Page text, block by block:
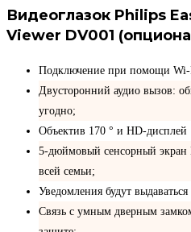
Видеоглазок Philips
Viewer DV001
Подключение при помощи
Двусторонний аудио вызов:
угодно;
Объектив 170 ° и HD-
5-дюймовый сенсорный экран
всей семьи;
Уведомления будут
Связь с умным дверным